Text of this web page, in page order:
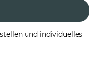
und individuelles